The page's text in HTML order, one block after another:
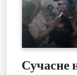
Сучасне